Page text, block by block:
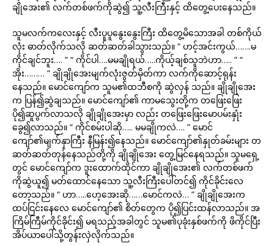
ချိုအေး၏ လက်တစ်ဖက်ကိုဆွဲ၍ သူ့လီးကြီးနှင့် ထိတွေ့ပေးနေသည်။
သူမလက်ကလေးနှင့် လီးပူပူနွေးနွေးကြီး ထိတွေ့မိသောအခါ တစ်ကိုယ်
လုံး ဓာတ်လိုက်သလို ဆတ်ဆတ်ခါသွားသည်။ “ ဟင့်အင်းကွယ်…….မ
ကိုင်ချင်ဘူး…. ” “ ကိုင်ပါ….မမချိုရယ်…..ကိုယ့်ချစ်သူဘဲဟာ….. ” “
အိုး……… ” ချိုချိုအေးမျက်လုံးဇွတ်မှိတ်ကာ လက်ကိုဆောင့်ရုန်း
နေသည်။ မောင်ကျော်က သူမ၏ထဘီစကို ဆွဲလှန် သည်။ ချိုချိုအေး
က ပြန်၍ဆွဲချသည်။ မောင်ကျော်၏ ကာမသွေးတို့က တဖြေးဖြေး
ပို၍ဆူပွက်လာသလို ချိုချိုအေးမှာ လည်း တဖြေးဖြေးမောပမ်းနှုံး
ခွေ၍လာသည်။ “ ကိုင်စမ်းပါဆို….. မမချိုကလဲ…. ” မောင်
ကျော်၏မျက်နှာကြီး နီမြန်း၍နေသည်။ မောင်ကျော်၏နှုတ်ခမ်းများ တ
ဆတ်ဆတ်တုန်နေသည်တို့ကို ချိုချိုအေး တွေ့မြင်နေရသည်။ သူမရှေ့
တွင် မောင်ကျော်က ဒူးထောက်ထိုင်ကာ ချိုချိုအေး၏ လက်တစ်ဖက်
ကိုဆွဲယူ၍ မတ်ထောင်နေသော သူ့လီးကြီးပေါ်တင်၍ ကိုင်ခိုင်းလေ
တော့သည်။ “ ဟာ…..ဟေ့အေးဆို……မောင်ကလဲ… ” ချိုချိုအေးက
ထပ်ငြင်းနေလေ မောင်ကျော်၏ စိတ်တွေက ပို၍ပြင်းထန်လာသည်။ အ
ကြိမ်ကြီမ်ကိုင်ခိုင်း၍ မရသည့်အခါတွင် သူမ၏ပုခုံးနှစ်ဖက်ကို ဖိကိုင်ပြီး
အိပ်ယာပေါ်သို့တွန်းလှဲလိုက်သည်။